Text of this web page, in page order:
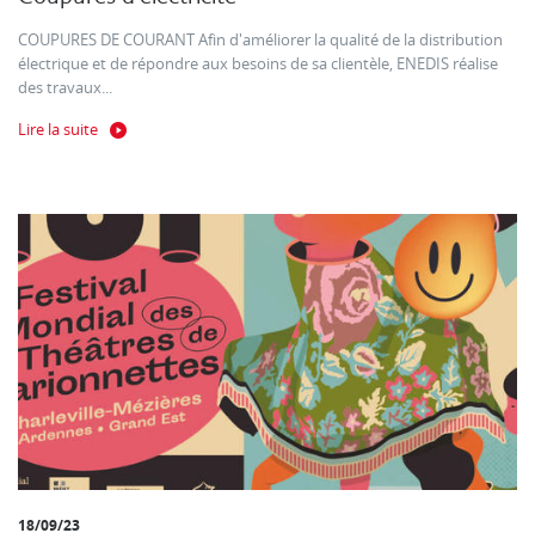
COUPURES DE COURANT Afin d'améliorer la qualité de la distribution
électrique et de répondre aux besoins de sa clientèle, ENEDIS réalise
des travaux...
Lire la suite
18/09/23